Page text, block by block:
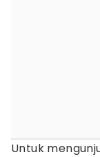
Untuk